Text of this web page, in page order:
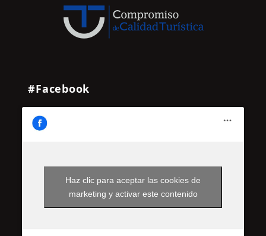
#Facebook
Haz clic para aceptar las cookies de
marketing y activar este contenido